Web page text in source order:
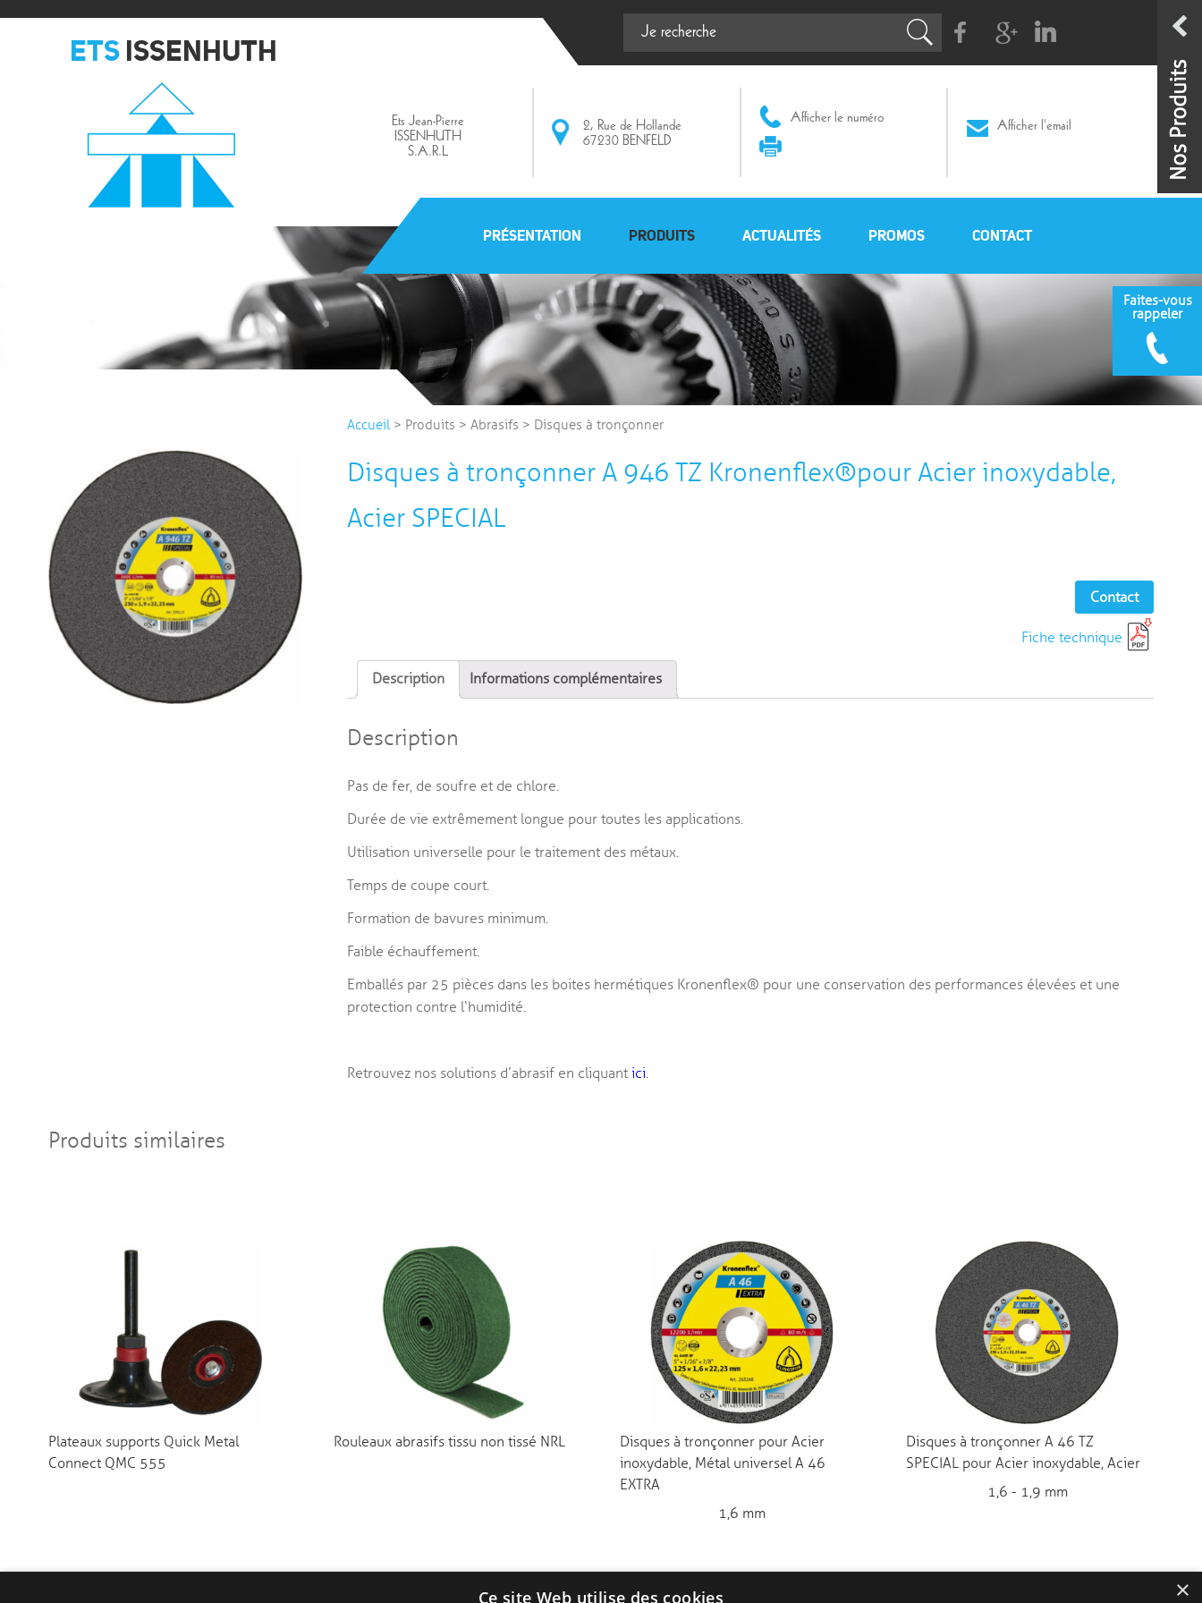
ETS ISSENHUTH Facebook
G+ Linkedin
Ets Jean-Pierre
ISSENHUTH
S.A.R.L
2, Rue de Hollande
67230 BENFELD
Afficher le numéro
Afficher l'email
PRÉSENTATION PRODUITS ACTUALITÉS PROMOS CONTACT
Accueil> Produits > Abrasifs > Disques à tronçonner
Disques à tronçonner A 946 TZ Kronenflex®pour Acier inoxydable,
Acier SPECIAL
Contact
Fiche technique
Faites-vous
rappeler
Description Informations complémentaires
Description
Pas de fer, de soufre et de chlore.
Durée de vie extrêmement longue pour toutes les applications.
Utilisation universelle pour le traitement des métaux.
Temps de coupe court.
Formation de bavures minimum.
Faible échauffement.
Emballés par 25 pièces dans les boites hermétiques Kronenflex® pour une conservation des performances élevées et une
protection contre l‘humidité.
Retrouvez nos solutions d’abrasif en cliquant ici.
Produits similaires
Plateaux supports Quick Metal
Connect QMC 555
Rouleaux abrasifs tissu non tissé NRL
Disques à tronçonner pour Acier
inoxydable, Métal universel A 46
EXTRA
1,6 mm
Disques à tronçonner A 46 TZ
SPECIAL pour Acier inoxydable, Acier
1,6 - 1,9 mm
×
Ce site Web utilise des cookies